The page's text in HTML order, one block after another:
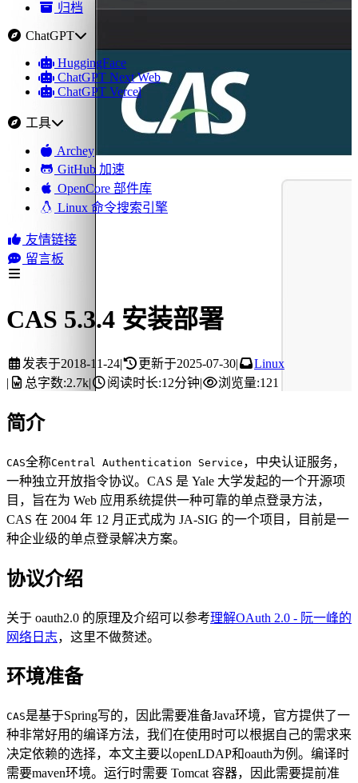
归档
ChatGPT
HuggingFace
ChatGPT Next Web
ChatGPT Vercel
工具
Archey
GitHub 加速
OpenCore 部件库
Linux 命令搜索引擎
友情链接
留言板
CAS 5.3.4 安装部署
发表于2018-11-24| 更新于2025-07-30|
Linux
|
总字数:2.7k| 阅读时长:12分钟| 浏览量:121
简介
CAS全称Central Authentication Service ，中央认证服务，
一种独立开放指令协议。CAS 是 Yale 大学发起的一个开源项
目，旨在为 Web 应用系统提供一种可靠的单点登录方法，
CAS 在 2004 年 12 月正式成为 JA-SIG 的一个项目，目前是一
种企业级的单点登录解决方案。
协议介绍
关于 oauth2.0 的原理及介绍可以参考理解OAuth 2.0 - 阮一峰的
网络日志，这里不做赘述。
环境准备
CAS是基于Spring写的，因此需要准备Java环境，官方提供了一
种非常好用的编译方法，我们在使用时可以根据自己的需求来
决定依赖的选择，本文主要以openLDAP和oauth为例。编译时
需要maven环境。运行时需要 Tomcat 容器，因此需要提前准